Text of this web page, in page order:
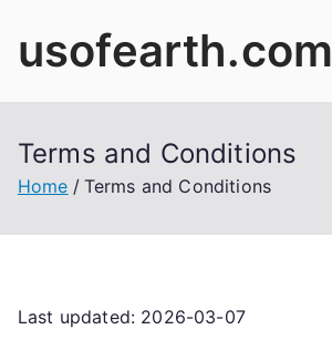
usofearth.com
Terms and Conditions
Home Terms and Conditions
Last updated: 2026-03-07